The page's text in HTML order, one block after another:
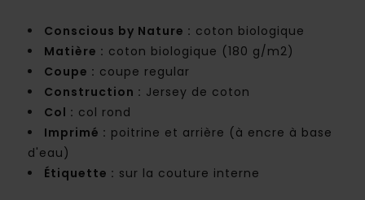
Conscious by Nature : coton biologique
Matière : coton biologique (180 g/m2)
Coupe : coupe regular
Construction : Jersey de coton
Col : col rond
Imprimé : poitrine et arrière (à encre à base
d'eau)
Étiquette : sur la couture interne